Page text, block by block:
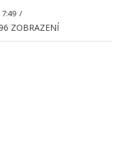
7:49 /
ZOBRAZENÍ